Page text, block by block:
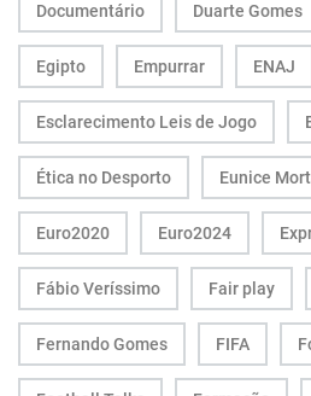
Documentário Duarte Gomes
Egipto Empurrar ENAJ
Esclarecimento Leis de Jogo
Ética no Desporto Eunice
Euro2020 Euro2024
Fábio Veríssimo Fair play
Fernando Gomes FIFA